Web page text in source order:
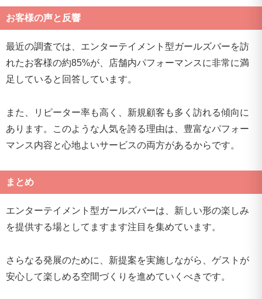
お客様の声と反響
最近の調査では、エンターテイメント型ガールズバーを訪
れたお客様の約85%が、店舗内パフォーマンスに非常に満
足していると回答しています。
また、リピーター率も高く、新規顧客も多く訪れる傾向に
あります。このような人気を誇る理由は、豊富なパフォー
マンス内容と心地よいサービスの両方があるからです。
まとめ
エンターテイメント型ガールズバーは、新しい形の楽しみ
を提供する場としてますます注目を集めています。
さらなる発展のために、新提案を実施しながら、ゲストが
安心して楽しめる空間づくりを進めていくべきです。